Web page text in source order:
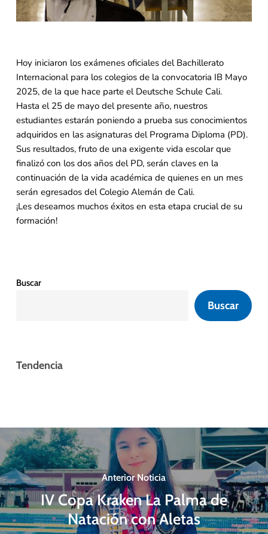
Hoy iniciaron los exámenes oficiales del Bachillerato
Internacional para los colegios de la convocatoria IB Mayo
2025, de la que hace parte el Deutsche Schule Cali.
Hasta el 25 de mayo del presente año, nuestros
estudiantes estarán poniendo a prueba sus conocimientos
adquiridos en las asignaturas del Programa Diploma (PD).
Sus resultados, fruto de una exigente vida escolar que
finalizó con los dos años del PD, serán claves en la
continuación de la vida académica de quienes en un mes
serán egresados del Colegio Alemán de Cali.
¡Les deseamos muchos éxitos en esta etapa crucial de su
formación!
Buscar
Buscar
Tendencia
Anterior Noticia
IV Copa Kraken La Palma de
Natación con Aletas